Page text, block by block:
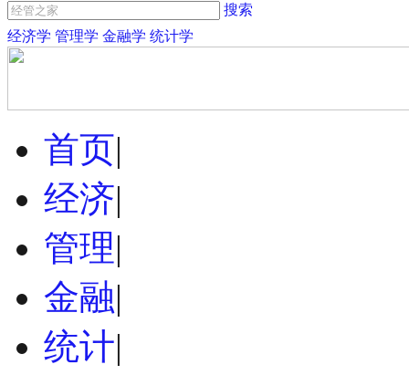
搜索
经济学 管理学 金融学 统计学
首页|
经济|
管理|
金融|
统计|